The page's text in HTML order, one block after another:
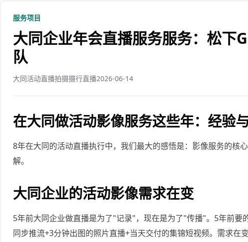
服务项目
大同企业年会直播服务服务：松下
队
大同活动直播拍摄摄行直播2026-06-14
在大同做活动影像服务这些年：经验
8年在大同的活动直播执行中，我们最大的感悟是：影像服务的核
解。
大同企业的活动影像需求在变
5年前大同企业做直播是为了"记录"，现在是为了"传播"。5年前要
同步推流+3分钟出图的照片直播+当天交付的集锦短视频。需求在